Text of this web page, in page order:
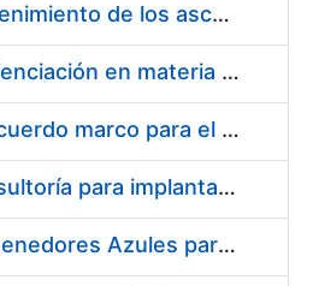
Servicio de Mantenimiento de los ascensores, montacargas y plataformas de minusválidos instalados en la FNMT-RCM
Servicio de concienciación en materia de prevención de riesgos laborales
Suscripción de acuerdo marco para el servicio de diseño y producción del material gráfico necesario para el desarrollo de la actividad comercial, institucional y cultural de la entidad pública empresarial Fábrica Nacional de Moneda y Timbre-Real Casa de la Moneda (FNMT-RCM)
Servicios de consultoría para implantación por fases de un sistema de gestión del ciclo de vida de las aplicaciones en el área de desarrollo de CERES (fase 2)
Reforma de Contenedores Azules para Transporte y Almacenaje de Cospel de Acuñar Moneda